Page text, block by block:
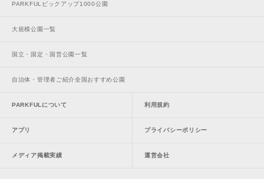
PARKFULピックアップ1000公園
大規模公園一覧
国立・国定・国営公園一覧
自治体・管理者ご紹介全国おすすめ公園
PARKFULについて
アプリ
メディア掲載実績
利用規約
プライバシーポリシー
運営会社